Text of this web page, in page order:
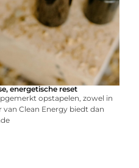
energetische reset
opstapelen, zowel in
van Clean Energy biedt dan